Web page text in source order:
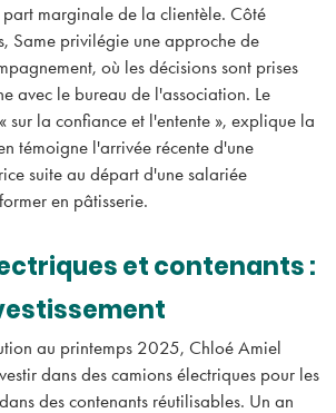
part marginale de la clientèle. Côté
Same privilégie une approche de
où les décisions sont prises
avec le bureau de l'association. Le
sur la confiance et l'entente », explique la
témoigne l'arrivée récente d'une
suite au départ d'une salariée
en pâtisserie.
et contenants :
au printemps 2025, Chloé Amiel
dans des camions électriques pour les
des contenants réutilisables. Un an